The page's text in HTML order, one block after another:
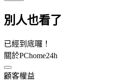
別人也看了
已經到底囉！
關於PChome24h
顧客權益